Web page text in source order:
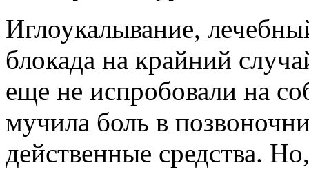
Иглоукалывание,
блокада на крайний
еще не испробовали на
мучила боль в
действенные средства.